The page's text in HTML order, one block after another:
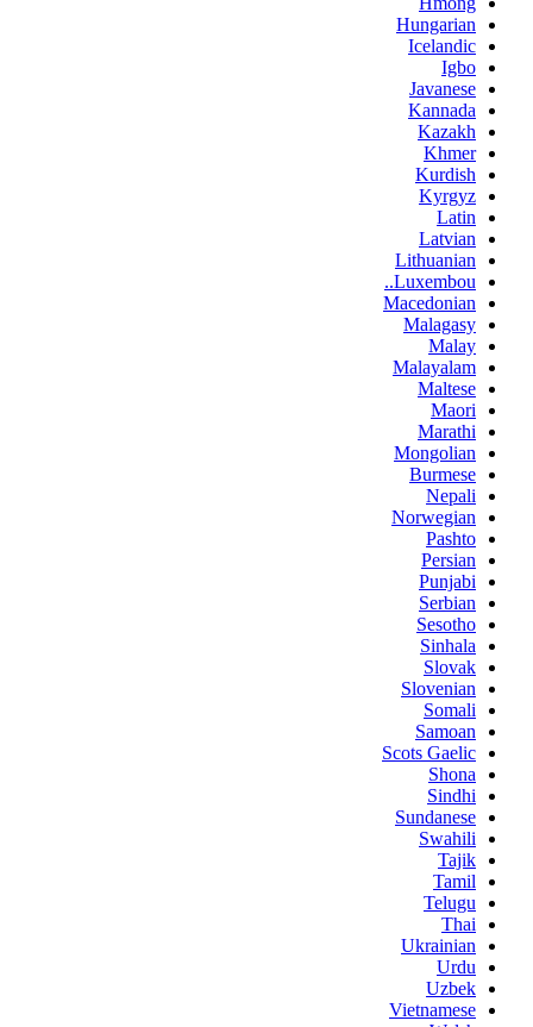
Hungarian
Icelandic
Igbo
Javanese
Kannada
Kazakh
Khmer
Kurdish
Kyrgyz
Latin
Latvian
Lithuanian
Luxembou..
Macedonian
Malagasy
Malay
Malayalam
Maltese
Maori
Marathi
Mongolian
Burmese
Nepali
Norwegian
Pashto
Persian
Punjabi
Serbian
Sesotho
Sinhala
Slovak
Slovenian
Somali
Samoan
Scots Gaelic
Shona
Sindhi
Sundanese
Swahili
Tajik
Tamil
Telugu
Thai
Ukrainian
Urdu
Uzbek
Vietnamese